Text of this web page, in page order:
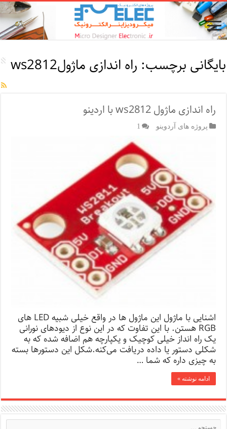
بایگانی برچسب: راه اندازی ماژولws2812
راه اندازی ماژول ws2812 با اردینو
پروژه های آردوینو 1
اشنایی با ماژول این ماژول ها در واقع خیلی شبیه LED های
RGB هستن. با این تفاوت که در این نوع از دیود‌های نورانی
یک راه انداز خیلی کوچیک و یکپارچه هم اضافه شده که به
شکلی دستور یا داده دریافت می‌کنه.شکل این دستور‌ها بسته
به چیزی داره که شما …
ادامه نوشته »